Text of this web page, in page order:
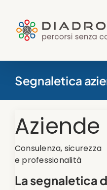
contenuto
Segnaletica
Aziende
Consulenza, sicurezza
e professionalità
La segnaletica